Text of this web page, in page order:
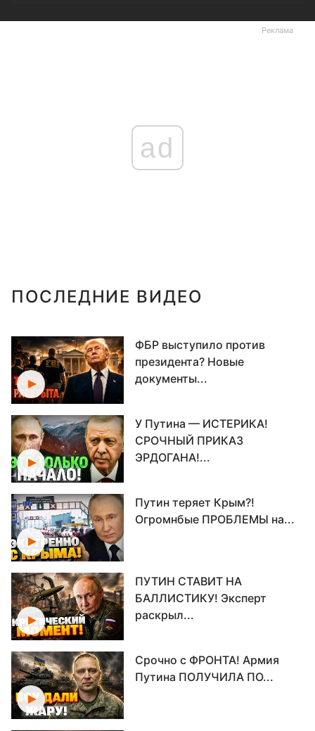
Реклама
ad
ПОСЛЕДНИЕ ВИДЕО
ФБР выступило против
президента? Новые
документы...
У Путина — ИСТЕРИКА!
СРОЧНЫЙ ПРИКАЗ
ЭРДОГАНА!...
Путин теряет Крым?!
Огромнбые ПРОБЛЕМЫ на...
ПУТИН СТАВИТ НА
БАЛЛИСТИКУ! Эксперт
раскрыл...
Срочно с ФРОНТА! Армия
Путина ПОЛУЧИЛА ПО...